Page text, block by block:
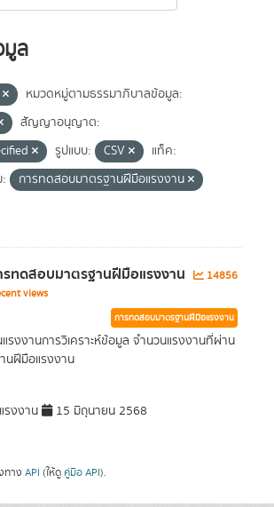
ล
หมวดหมู่ตามธรรมาภิบาลข้อมูล:
สัญญาอนุญาต:
รูปแบบ: CSV
แท็ค:
การทดสอบมาตรฐานฝีมือแรงงาน
ทดสอบมาตรฐานฝีมือแรงงาน
14856
views
การทดสอบมาตรฐานฝีมือแรงงาน
งงานการวิเคราะห์ข้อมูล จำนวนแรงงานที่ผ่าน
นฝีมือแรงงาน
งงาน 15 มิถุนายน 2568
ทาง API (ให้ดู คู่มือ API).